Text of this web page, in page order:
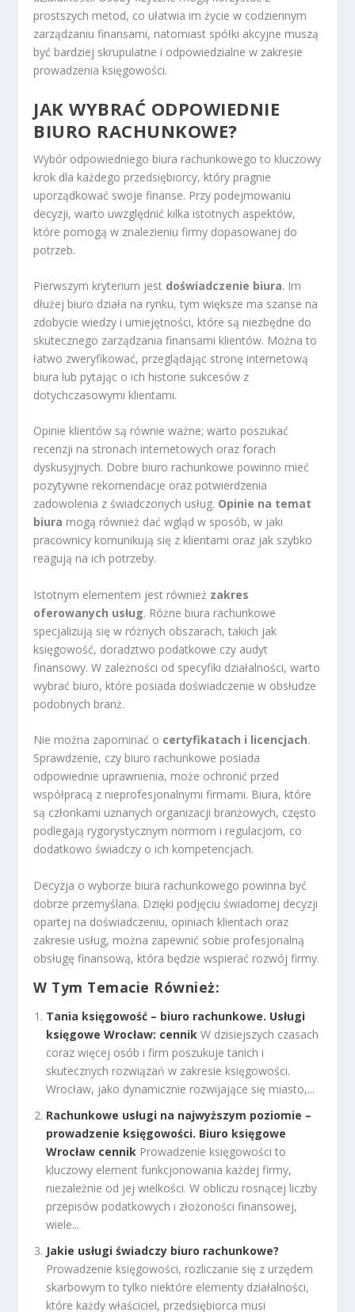
prostszych metod, co ułatwia im życie w codziennym
zarządzaniu finansami, natomiast spółki akcyjne muszą
być bardziej skrupulatne i odpowiedzialne w zakresie
prowadzenia księgowości.
JAK WYBRAĆ ODPOWIEDNIE
BIURO RACHUNKOWE?
Wybór odpowiedniego biura rachunkowego to kluczowy
krok dla każdego przedsiębiorcy, który pragnie
uporządkować swoje finanse. Przy podejmowaniu
decyzji, warto uwzględnić kilka istotnych aspektów,
które pomogą w znalezieniu firmy dopasowanej do
potrzeb.
Pierwszym kryterium jest doświadczenie biura. Im
dłużej biuro działa na rynku, tym większe ma szanse na
zdobycie wiedzy i umiejętności, które są niezbędne do
skutecznego zarządzania finansami klientów. Można to
łatwo zweryfikować, przeglądając stronę internetową
biura lub pytając o ich historie sukcesów z
dotychczasowymi klientami.
Opinie klientów są równie ważne; warto poszukać
recenzji na stronach internetowych oraz forach
dyskusyjnych. Dobre biuro rachunkowe powinno mieć
pozytywne rekomendacje oraz potwierdzenia
zadowolenia z świadczonych usług. Opinie na temat
biura mogą również dać wgląd w sposób, w jaki
pracownicy komunikują się z klientami oraz jak szybko
reagują na ich potrzeby.
Istotnym elementem jest również zakres
oferowanych usług. Różne biura rachunkowe
specjalizują się w różnych obszarach, takich jak
księgowość, doradztwo podatkowe czy audyt
finansowy. W zależności od specyfiki działalności, warto
wybrać biuro, które posiada doświadczenie w obsłudze
podobnych branż.
Nie można zapominać o certyfikatach i licencjach.
Sprawdzenie, czy biuro rachunkowe posiada
odpowiednie uprawnienia, może ochronić przed
współpracą z nieprofesjonalnymi firmami. Biura, które
są członkami uznanych organizacji branżowych, często
podlegają rygorystycznym normom i regulacjom, co
dodatkowo świadczy o ich kompetencjach.
Decyzja o wyborze biura rachunkowego powinna być
dobrze przemyślana. Dzięki podjęciu świadomej decyzji
opartej na doświadczeniu, opiniach klientach oraz
zakresie usług, można zapewnić sobie profesjonalną
obsługę finansową, która będzie wspierać rozwój firmy.
W Tym Temacie Również:
Tania księgowość – biuro rachunkowe. Usługi
księgowe Wrocław: cennik W dzisiejszych czasach
coraz więcej osób i firm poszukuje tanich i
skutecznych rozwiązań w zakresie księgowości.
Wrocław, jako dynamicznie rozwijające się miasto,...
Rachunkowe usługi na najwyższym poziomie –
prowadzenie księgowości. Biuro księgowe
Wrocław cennik Prowadzenie księgowości to
kluczowy element funkcjonowania każdej firmy,
niezależnie od jej wielkości. W obliczu rosnącej liczby
przepisów podatkowych i złożoności finansowej,
wiele...
Jakie usługi świadczy biuro rachunkowe?
Prowadzenie księgowości, rozliczanie się z urzędem
skarbowym to tylko niektóre elementy działalności,
które każdy właściciel, przedsiębiorca musi